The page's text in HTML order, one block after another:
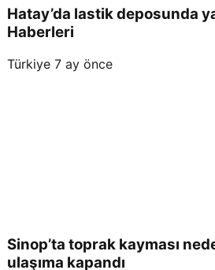
Hatay’da lastik deposunda
Haberleri
Türkiye 7 ay önce
Sinop’ta toprak kayması
ulaşıma kapandı